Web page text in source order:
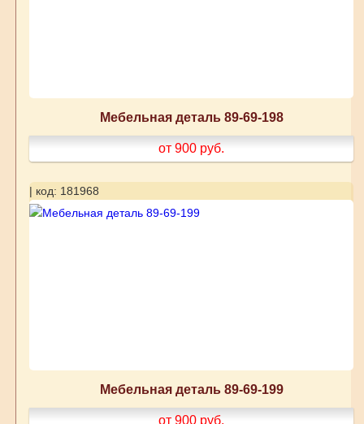
Мебельная деталь 89-69-198
от 900 руб.
| код: 181968
Мебельная деталь 89-69-199
от 900 руб.